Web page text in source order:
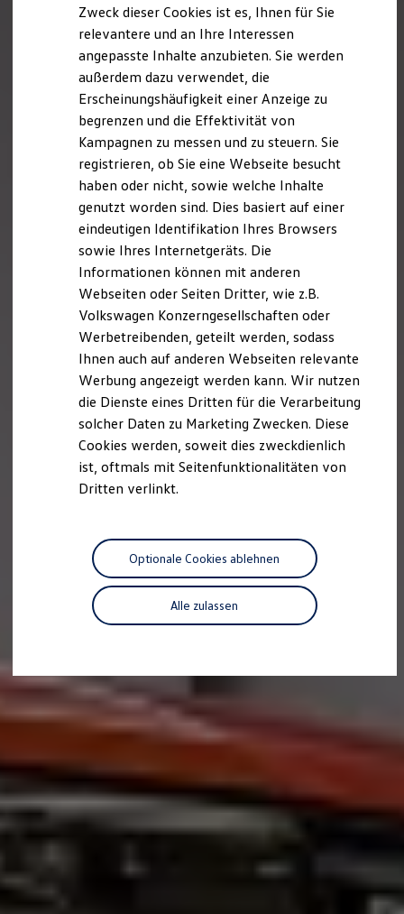
Laden unterwegs
Laden Zuhause
Ladestationen finden
Ladezeitensimulator
Batterie
Sicherheit
Garantie und Lebensdauer
Technologie
Kosten und Kauf
Verbrauchskosten
Kaufoptionen
E-Auto-Förderung
Software und Konnektivität
Die ID. Software 6
ID. Software Versionen und Updates
Digitale Extras
Schnittstellen zu Ihrem ID.
Hybridautos
Marke und Erlebnis
Volkswagen R und R Experience
R-Modelle
R Experience
Driving Experience
Volkswagen entdecken
Werkbesichtigung
Factory visit
T-Roc Kollektion
Golf Kollektion
R-Kollektion
GTI Kollektion
Fußball Drop
we drive football
#wedriveproud
Besitzer und Service
Inspektion und HU/AU
Reparaturen und Checks
Motorenöl und Flüssigkeiten
Räder und Reifen
Pannen- und Unfallhilfe
Volkswagen Teile
Zubehör
Modellspezifisches Zubehör
Schutz und Pflege
Entertainment und Elektronik
Individualisieren
Zweck dieser Cookies ist es, Ihnen für Sie
relevantere und an Ihre Interessen
angepasste Inhalte anzubieten. Sie werden
außerdem dazu verwendet, die
Erscheinungshäufigkeit einer Anzeige zu
begrenzen und die Effektivität von
Kampagnen zu messen und zu steuern. Sie
registrieren, ob Sie eine Webseite besucht
haben oder nicht, sowie welche Inhalte
genutzt worden sind. Dies basiert auf einer
eindeutigen Identifikation Ihres Browsers
sowie Ihres Internetgeräts. Die
Informationen können mit anderen
Webseiten oder Seiten Dritter, wie z.B.
Volkswagen Konzerngesellschaften oder
Werbetreibenden, geteilt werden, sodass
Ihnen auch auf anderen Webseiten relevante
Werbung angezeigt werden kann. Wir nutzen
die Dienste eines Dritten für die Verarbeitung
solcher Daten zu Marketing Zwecken. Diese
Cookies werden, soweit dies zweckdienlich
ist, oftmals mit Seitenfunktionalitäten von
Dritten verlinkt.
Alle zulassen
Optionale Cookies ablehnen